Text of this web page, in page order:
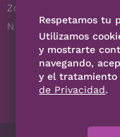
Zoociales
Nuevos Queretanos
Respetamos tu
Utilizamos
y mostrarte
navegando,
y el tratamiento
de Privacidad.